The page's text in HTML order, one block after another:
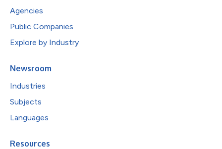
Agencies
Public Companies
Explore by Industry
Newsroom
Industries
Subjects
Languages
Resources